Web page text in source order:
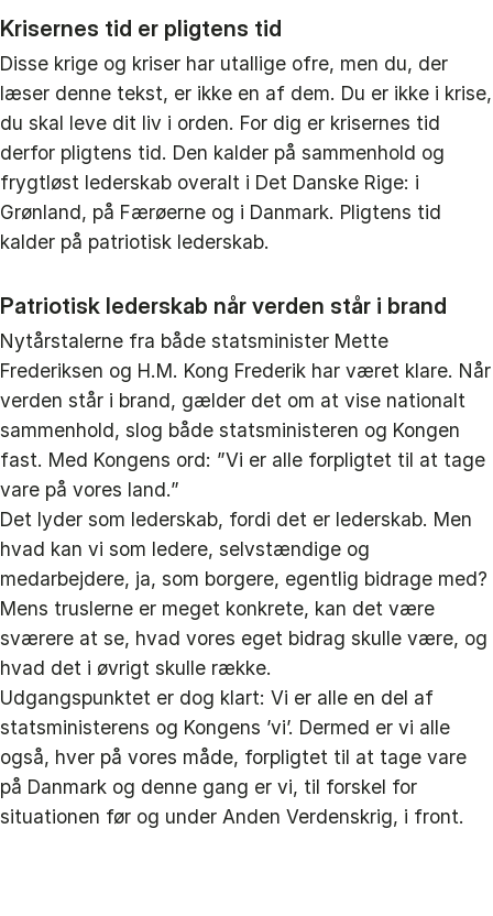
Krisernes tid er pligtens tid
Disse krige og kriser har utallige ofre, men du, der
læser denne tekst, er ikke en af dem. Du er ikke i krise,
du skal leve dit liv i orden. For dig er krisernes tid
derfor pligtens tid. Den kalder på sammenhold og
frygtløst lederskab overalt i Det Danske Rige: i
Grønland, på Færøerne og i Danmark. Pligtens tid
kalder på patriotisk lederskab.
Patriotisk lederskab når verden står i brand
Nytårstalerne fra både statsminister Mette
Frederiksen og H.M. Kong Frederik har været klare. Når
verden står i brand, gælder det om at vise nationalt
sammenhold, slog både statsministeren og Kongen
fast. Med Kongens ord: ”Vi er alle forpligtet til at tage
vare på vores land.”
Det lyder som lederskab, fordi det er lederskab. Men
hvad kan vi som ledere, selvstændige og
medarbejdere, ja, som borgere, egentlig bidrage med?
Mens truslerne er meget konkrete, kan det være
sværere at se, hvad vores eget bidrag skulle være, og
hvad det i øvrigt skulle række.
Udgangspunktet er dog klart: Vi er alle en del af
statsministerens og Kongens ’vi’. Dermed er vi alle
også, hver på vores måde, forpligtet til at tage vare
på Danmark og denne gang er vi, til forskel for
situationen før og under Anden Verdenskrig, i front.